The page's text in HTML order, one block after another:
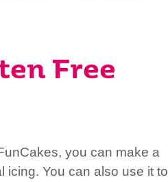
Free
you can make a
icing. You can also use it to